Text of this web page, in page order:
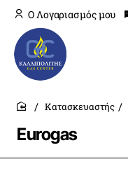
O Λογαριασμός μου
Eurogas
home
Κατασκευαστής